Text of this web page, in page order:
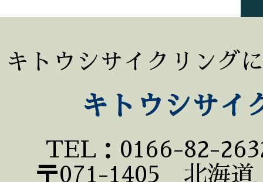
キトウシサイクリング
キトウシサイ
TEL：0166-82-
〒071-1405 北海道